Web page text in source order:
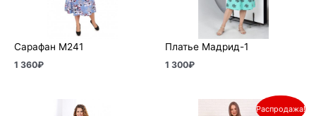
Сарафан М241
1 360₽
Платье Мадрид-1
1 300₽
Распродажа!
Первоначальная
Текущая